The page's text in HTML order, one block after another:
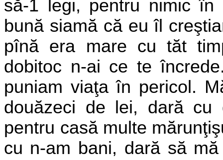
să-1 legi, pentru nimic
bună siamă că eu îl
pînă era mare cu tăt
dobitoc n-ai ce te
puniam viaţa în pericol.
douăzeci de lei, dară
pentru casă multe
cu n-am bani, dară să